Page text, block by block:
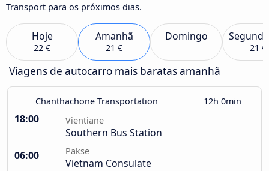
Transport para os próximos dias.
Hoje
22 €
Amanhã
21 €
Domingo
21 €
Viagens de autocarro mais baratas amanhã
Chanthachone Transportation 12h 0min
18:00 Vientiane
Southern Bus Station
06:00
Pakse
Vietnam Consulate